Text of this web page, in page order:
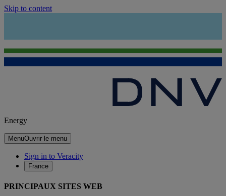
Skip to content
Energy
MenuOuvrir le menu
Sign in to Veracity
France
PRINCIPAUX SITES WEB